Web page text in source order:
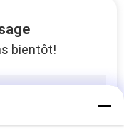
La réforme de tête de jacquard d'affichage graphique a modifié le contrôleur électronique de boîte de contrôle pour l'usine de jacquard
bientôt!